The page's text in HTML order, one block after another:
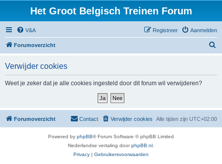
Het Groot Belgisch Treinen Forum
V&A Aanmelden
Registreer
Forumoverzicht
Verwijder cookies
Weet je zeker dat je alle cookies ingesteld door dit forum wil verwijderen?
Forumoverzicht Alle tijden zijn UTC+02:00
Verwijder cookies
Contact
Powered by phpBB® Forum Software © phpBB Limited
Nederlandse vertaling doorphpBB.nl
Privacy | Gebruikersvoorwaarden